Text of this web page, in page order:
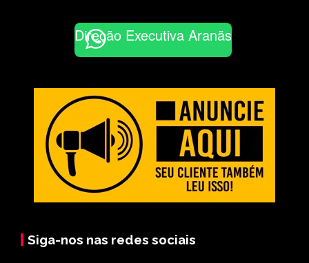
Direção Executiva Aranãs
Siga-nos nas redes sociais